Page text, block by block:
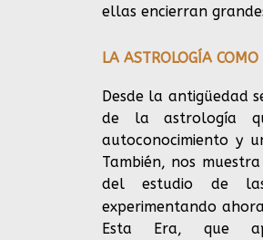
ellas encierran
LA ASTROLOGÍA
Desde la antigüedad
de la astrología
autoconocimiento y
También, nos
del estudio de
experimentando
Esta Era, que